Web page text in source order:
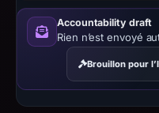
Accountability draft
Rien n’est envoyé
Brouillon pour